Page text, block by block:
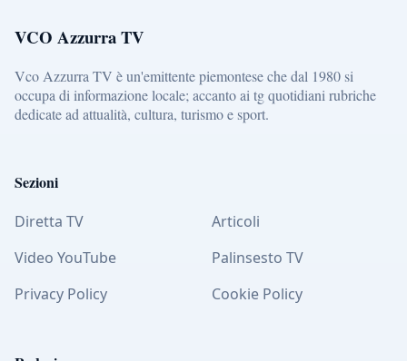
VCO Azzurra TV
Vco Azzurra TV è un'emittente piemontese che dal 1980 si
occupa di informazione locale; accanto ai tg quotidiani rubriche
dedicate ad attualità, cultura, turismo e sport.
Sezioni
Diretta TV
Articoli
Video YouTube
Palinsesto TV
Privacy Policy
Cookie Policy